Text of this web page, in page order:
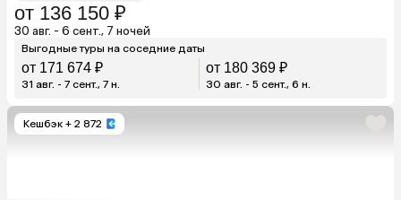
от 136 150 ₽
30 авг. - 6 сент., 7 ночей
Выгодные туры на соседние даты
от 171 674 ₽
31 авг. - 7 сент., 7 н.
от 180 369 ₽
30 авг. - 5 сент., 6 н.
Кешбэк + 2 872